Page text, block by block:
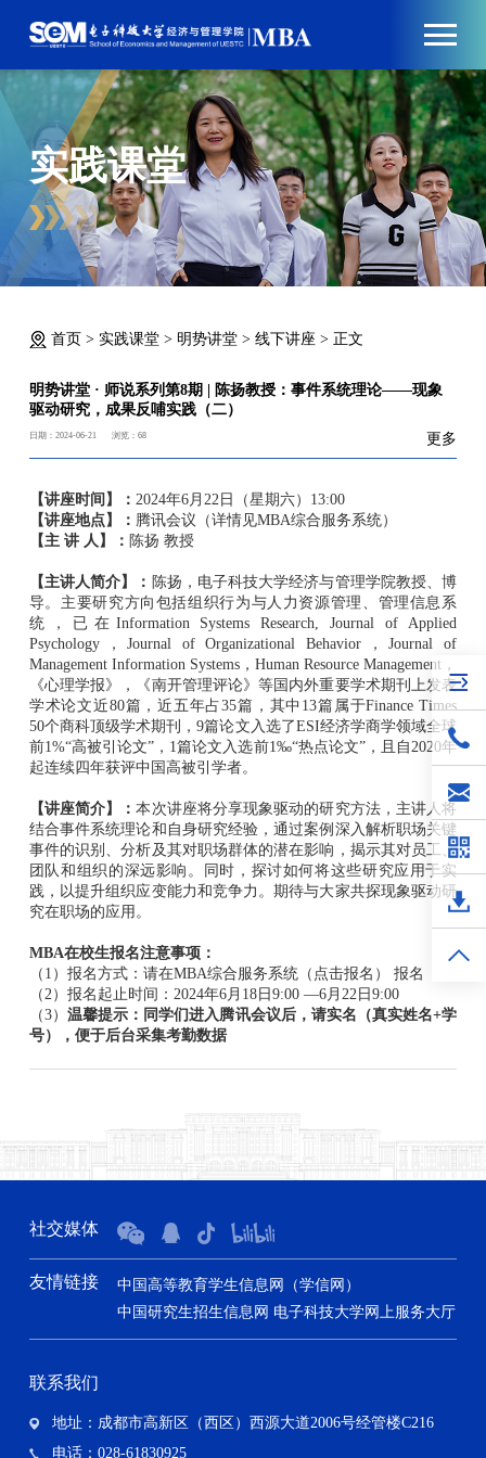
实践课堂
首页 > 实践课堂 > 明势讲堂 > 线下讲座 >正文
明势讲堂 · 师说系列第8期 | 陈扬教授：事件系统理论——现象
驱动研究，成果反哺实践（二）
日期：2024-06-21 浏览： 68 更多
【讲座时间 】： 2024年6月22日（星期六）13:00
【讲座地点】： 腾讯会议（详情见MBA综合服务系统）
【主 讲 人 】： 陈扬 教授
【主讲人简介】： 陈扬，电子科技大学经济与管理学院教授、博
导。主要研究方向包括组织行为与人力资源管理、管理信息系
统，已在Information Systems Research, Journal of Applied
Psychology，Journal of Organizational Behavior，Journal of
Management Information Systems，Human Resource Management，
《心理学报》，《南开管理评论》等国内外重要学术期刊上发表
学术论文近80篇，近五年占35篇，其中13篇属于Finance Times
50个商科顶级学术期刊，9篇论文入选了ESI经济学商学领域全球
前1%“高被引论文”，1篇论文入选前1‰“热点论文”，且自2020年
起连续四年获评中国高被引学者。
【讲座简介】：本次讲座将分享现象驱动的研究方法，主讲人将
结合事件系统理论和自身研究经验，通过案例深入解析职场关键
事件的识别、分析及其对职场群体的潜在影响，揭示其对员工、
团队和组织的深远影响。同时，探讨如何将这些研究应用于实
践，以提升组织应变能力和竞争力。期待与大家共探现象驱动研
究在职场的应用。
MBA在校生报名注意事项：
（1）报名方式：请在MBA综合服务系统（点击报名） 报名
（2）报名起止时间：2024年6月18日9:00 —6月22日9:00
（3）温馨提示：同学们进入腾讯会议后，请实名（真实姓名+学
号），便于后台采集考勤数据
社交媒体
友情链接
中国高等教育学生信息网（学信网）
中国研究生招生信息网 电子科技大学网上服务大厅
联系我们
地址：成都市高新区（西区）西源大道2006号经管楼C216
电话：028-61830925